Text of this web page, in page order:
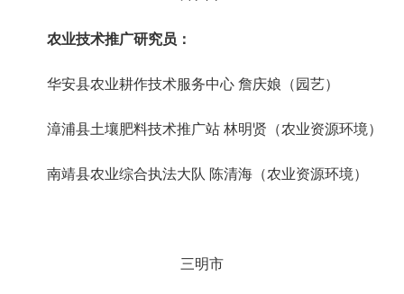
农业技术推广研究员：
华安县农业耕作技术服务中心 詹庆娘（园艺）
漳浦县土壤肥料技术推广站 林明贤（农业资源环境）
南靖县农业综合执法大队 陈清海（农业资源环境）
三明市